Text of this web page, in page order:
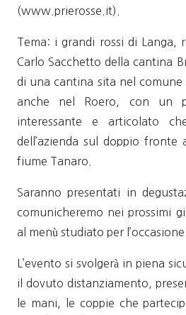
(www.prierosse.it).
Tema: i grandi rossi di Langa,
Carlo Sacchetto della cantina
di una cantina sita nel
anche nel Roero, con un
interessante e articolato
dell’azienda sul doppio fronte
fiume Tanaro.
Saranno presentati in
comunicheremo nei prossimi
al menù studiato per
L’evento si svolgerà in piena
il dovuto distanziamento,
le mani, le coppie che